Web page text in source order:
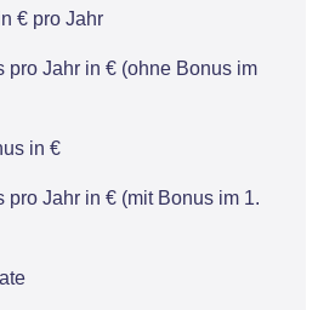
€ pro Jahr
pro Jahr in € (ohne Bonus im
in €
pro Jahr in € (mit Bonus im 1.